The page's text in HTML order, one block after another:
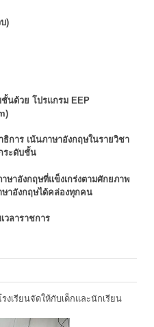
)
นด้วย โปรแกรม EEP
ธิการ เน้นภาษาอังกฤษในรายวิชา
ระดับชั้น
าอังกฤษที่แข็งเกร่งตามศักยภาพ
าอังกฤษได้คล่องทุกคน
วลาราชการ
งเรียนจัดให้กับเด็กและนักเรียน